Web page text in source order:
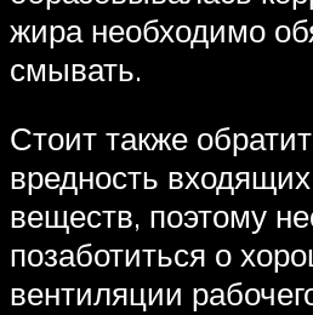
жира необходимо
смывать.
Стоит также
вредность входящих
веществ, поэтому
позаботиться о
вентиляции